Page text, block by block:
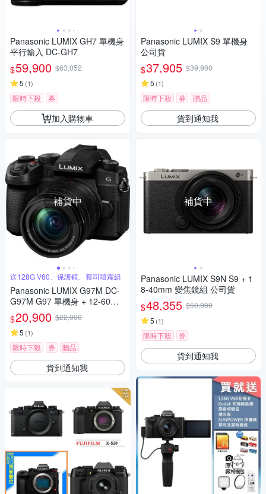
Panasonic LUMIX GH7 單機身
平行輸入 DC-GH7
$59,900 $63,052
5 (1)
限時下殺 券
加入購物車
補貨中
送128G V60、保護鏡、蔡司噴霧組
Panasonic LUMIX G97M DC-
G97M G97 單機身 + 12-60mm
變焦鏡組 公司貨
$20,900 $22,000
5 (1)
限時下殺 券 贈品
貨到通知我
Panasonic LUMIX S9 單機身
公司貨
$37,905 $39,900
5 (1)
限時下殺 券 贈品
貨到通知我
補貨中
Panasonic LUMIX S9N S9 + 1
8-40mm 變焦鏡組 公司貨
$48,355 $50,900
5 (1)
限時下殺 券
貨到通知我